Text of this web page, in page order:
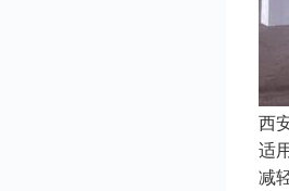
西
适
减